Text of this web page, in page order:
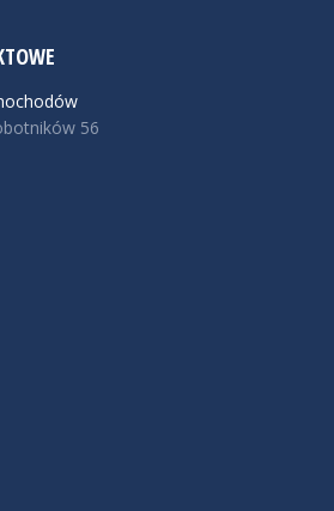
56